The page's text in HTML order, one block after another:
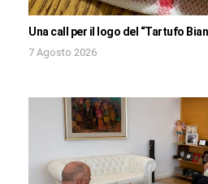
Una call per il logo del “Tartufo
7 Agosto 2026